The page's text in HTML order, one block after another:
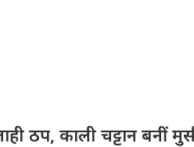
ठप, काली चट्टान बनीं